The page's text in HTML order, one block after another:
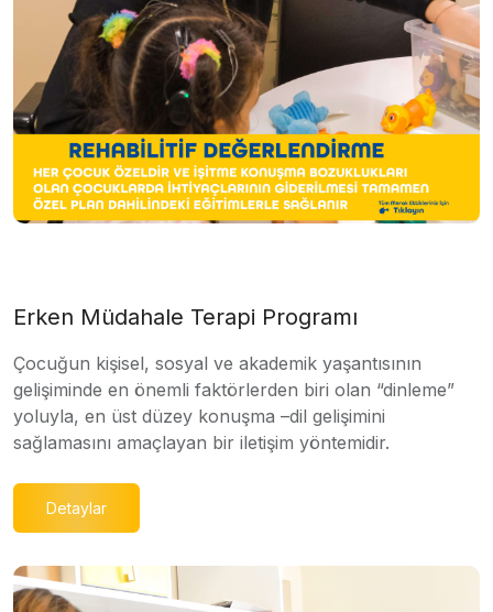
Erken Müdahale Terapi Programı
Çocuğun kişisel, sosyal ve akademik yaşantısının
gelişiminde en önemli faktörlerden biri olan “dinleme”
yoluyla, en üst düzey konuşma –dil gelişimini
sağlamasını amaçlayan bir iletişim yöntemidir.
Detaylar